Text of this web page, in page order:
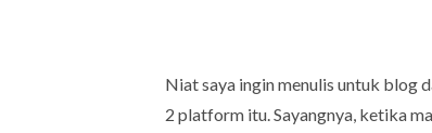
Niat saya ingin menulis untuk blog
2 platform itu. Sayangnya, ketika